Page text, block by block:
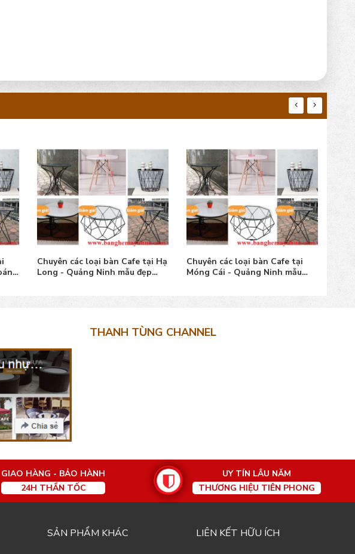
Chuyên các loại bàn Cafe tại Hạ
Long - Quảng Ninh mẫu đẹp
Chuyên các loại bàn Cafe tại
Móng Cái - Quảng Ninh mẫu
THANH TÙNG CHANNEL
GIAO HÀNG - BẢO HÀNH
24H THẦN TỐC
UY TÍN LÂU NĂM
THƯƠNG HIỆU TIÊN PHONG
SẢN PHẨM KHÁC LIÊN KẾT HỮU ÍCH